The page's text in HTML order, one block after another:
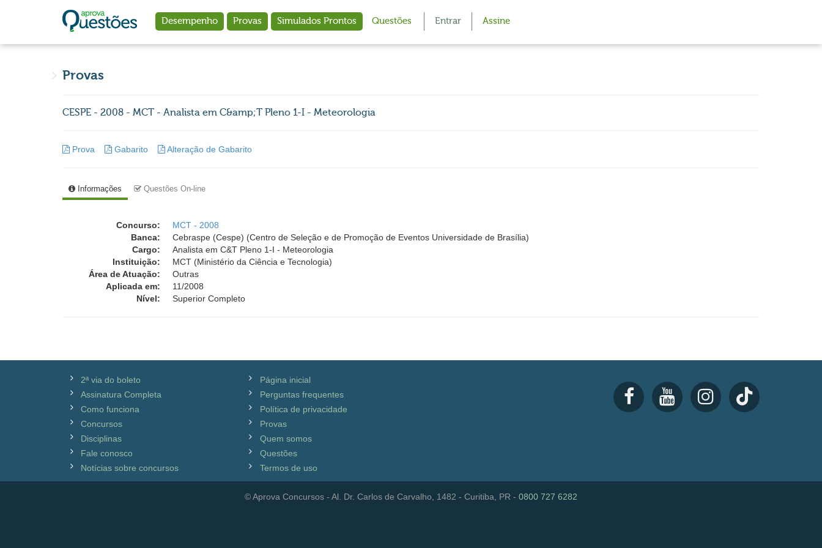
Desempenho Provas Simulados Prontos Questões Entrar Assine
Provas
CESPE - 2008 - MCT - Analista em C&amp;T Pleno 1-I - Meteorologia
Prova Gabarito Alteração de Gabarito
Informações Questões On-line
Concurso:
MCT - 2008
Banca:
Cebraspe (Cespe) (Centro de Seleção e de Promoção de Eventos Universidade de Brasília)
Cargo:
Analista em C&T Pleno 1-I - Meteorologia
Instituição:
MCT (Ministério da Ciência e Tecnologia)
Área de Atuação:
Outras
Aplicada em:
11/2008
Nível:
Superior Completo
2ª via do boleto
Assinatura Completa
Como funciona
Concursos
Disciplinas
Fale conosco
Notícias sobre concursos
Página inicial
Perguntas frequentes
Política de privacidade
Provas
Quem somos
Questões
Termos de uso
© Aprova Concursos - Al. Dr. Carlos de Carvalho, 1482 - Curitiba, PR - 0800 727 6282